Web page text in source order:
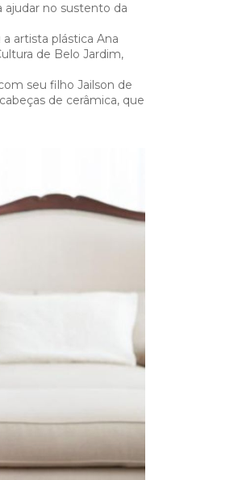
ajudar no sustento da
artista plástica Ana
de Belo Jardim,
seu filho Jailson de
de cerâmica, que